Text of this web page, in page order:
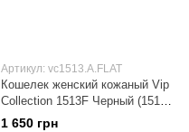
Артикул: vc1513.A.FLAT
Кошелек женский кожаный Vip
Collection 1513F Черный (1513
А FLAT) vc1513.A.FLAT
1 650 грн